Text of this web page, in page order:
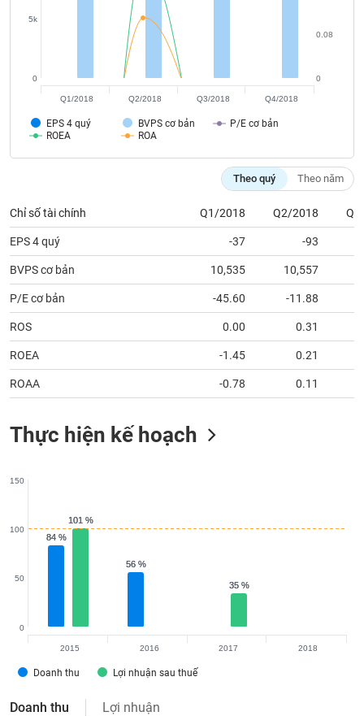
EPS 4 quý BVPS cơ bản
P/E cơ bản
ROEA
ROA
0
5k
0
0.08
Q1/2018 Q2/2018 Q3/2018 Q4/2018
Theo quý Theo năm
Chỉ số tài chính Q1/2018 Q2/2018
EPS 4 quý -37 -93
BVPS cơ bản 10,535 10,557
P/E cơ bản -45.60 -11.88
ROS 0.00 0.31
ROEA -1.45 0.21
ROAA -0.78 0.11
Thực hiện kế hoạch
84 %
84 %
56 %
56 %
101 %
101 %
35 %
35 %
Doanh thu Lợi nhuận sau thuế
0
50
100
150
2015 2016 2017 2018
Doanh thu Lợi nhuận
Công
thông
chính
Dữ
liệu
tài